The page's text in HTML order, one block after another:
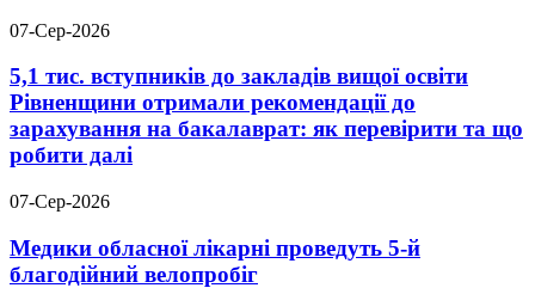
07-Сер-2026
5,1 тис. вступників до закладів вищої освіти
Рівненщини отримали рекомендації до
зарахування на бакалаврат: як перевірити та що
робити далі
07-Сер-2026
Медики обласної лікарні проведуть 5-й
благодійний велопробіг